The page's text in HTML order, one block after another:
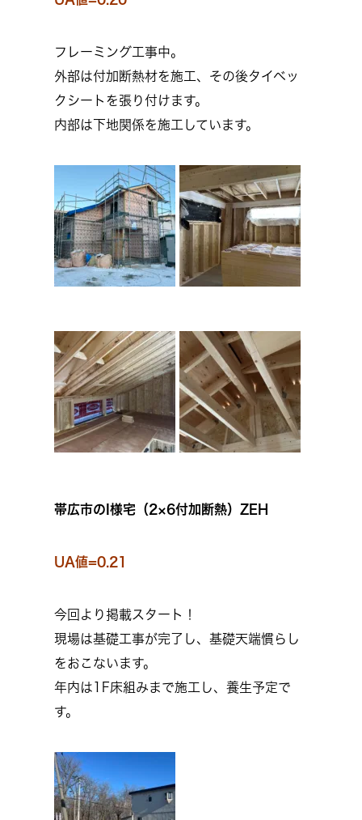
フレーミング工事中。
外部は付加断熱材を施工、その後タイベッ
クシートを張り付けます。
内部は下地関係を施工しています。
帯広市のI様宅（2×6付加断熱）ZEH
UA値=0.21
今回より掲載スタート！
現場は基礎工事が完了し、基礎天端慣らし
をおこないます。
年内は1F床組みまで施工し、養生予定で
す。